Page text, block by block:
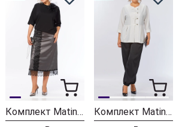
Комплект Matini 1.1817 Комплект Matini 1.1825